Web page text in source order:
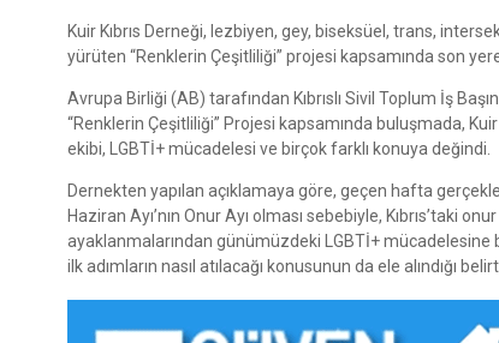
Kuir Kıbrıs Derneği, lezbiyen, gey, biseksüel, trans,
yürüten “Renklerin Çeşitliliği” projesi kapsamında son
Avrupa Birliği (AB) tarafından Kıbrıslı Sivil Toplum İş
“Renklerin Çeşitliliği” Projesi kapsamında buluşmada,
ekibi, LGBTİ+ mücadelesi ve birçok farklı konuya değindi.
Dernekten yapılan açıklamaya göre, geçen hafta
Haziran Ayı’nın Onur Ayı olması sebebiyle, Kıbrıs’taki
ayaklanmalarından günümüzdeki LGBTİ+ mücadelesine
ilk adımların nasıl atılacağı konusunun da ele alındığı